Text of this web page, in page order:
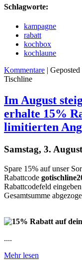
Schlagworte:
kampagne
rabatt
kochbox
kochlaune
Kommentare | Geposted
Tischline
Im August
erhalte 15%
limitierten
Samstag, 3.
Spare 15% auf unser
Rabattcode
Rabattcodefeld
Gesamtsumme
....
Mehr lesen